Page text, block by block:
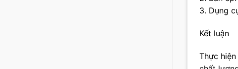
3. Dụng
Kết luận
Thực